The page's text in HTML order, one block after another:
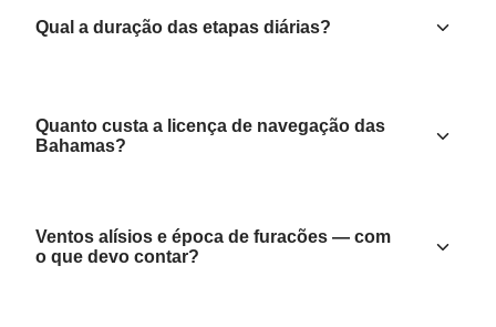
Qual a duração das etapas diárias?
Quanto custa a licença de navegação das
Bahamas?
Ventos alísios e época de furacões — com
o que devo contar?